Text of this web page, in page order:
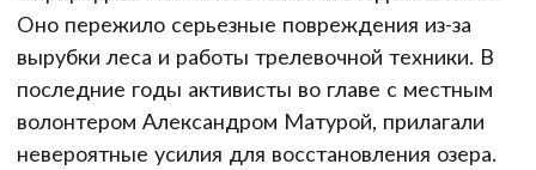
Оно пережило серьезные повреждения из-за
вырубки леса и работы трелевочной техники. В
последние годы активисты во главе с местным
волонтером Александром Матурой, прилагали
невероятные усилия для восстановления озера.